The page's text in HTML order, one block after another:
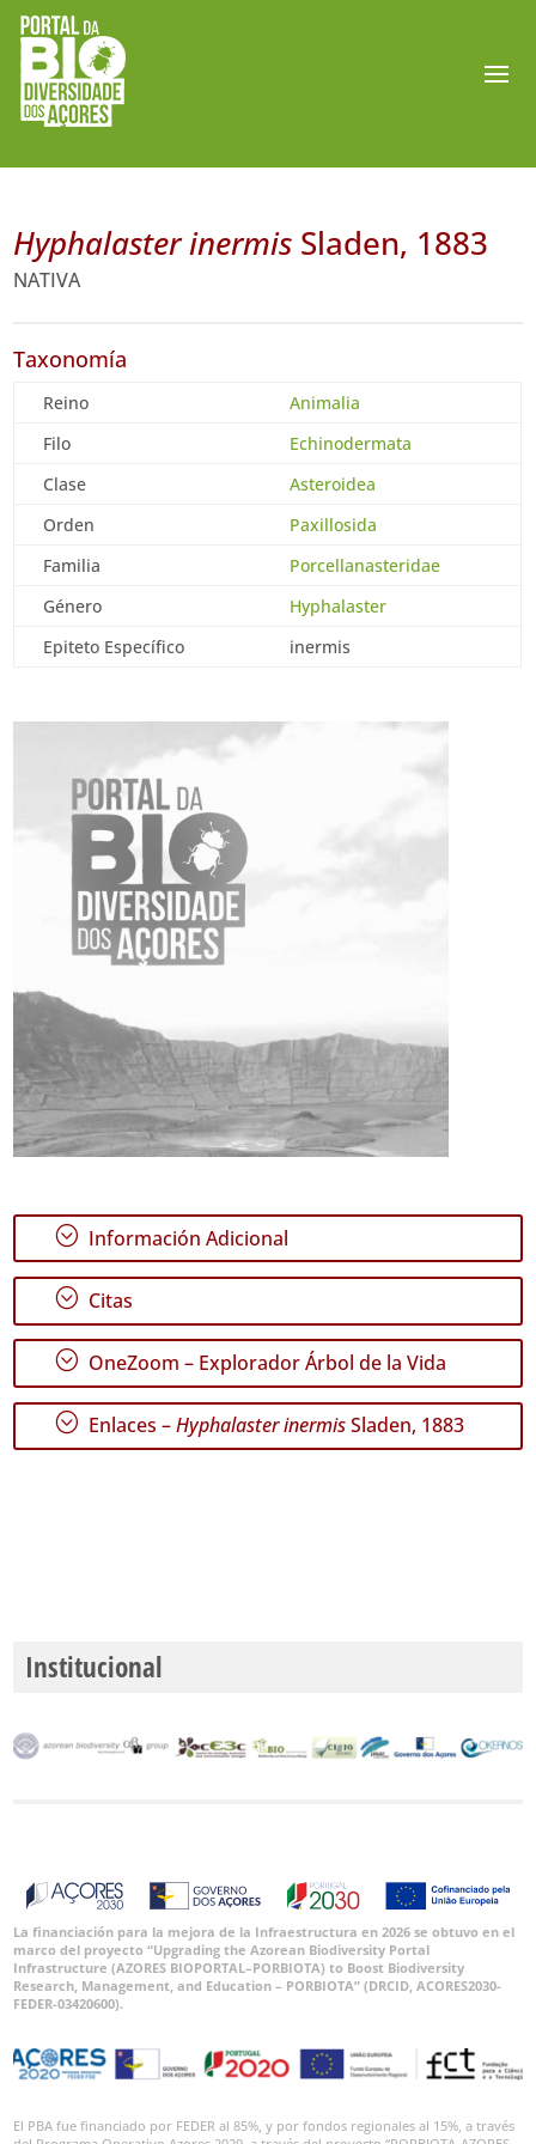
Hyphalaster inermis Sladen, 1883
NATIVA
Taxonomía
Reino
Animalia
Filo
Echinodermata
Clase
Asteroidea
Orden
Paxillosida
Familia
Porcellanasteridae
Género
Hyphalaster
Epiteto Específico
inermis
; Información Adicional
; Citas
; OneZoom – Explorador Árbol de la Vida
; Enlaces –Hyphalaster inermisSladen, 1883
Institucional
La financiación para la mejora de la Infraestructura en 2026 se obtuvo en el
marco del proyecto “Upgrading the Azorean Biodiversity Portal
Infrastructure (AZORES BIOPORTAL–PORBIOTA) to Boost Biodiversity
Research, Management, and Education – PORBIOTA” (DRCID, ACORES2030-
FEDER-03420600).
El PBA fue financiado por FEDER al 85%, y por fondos regionales al 15%, a través